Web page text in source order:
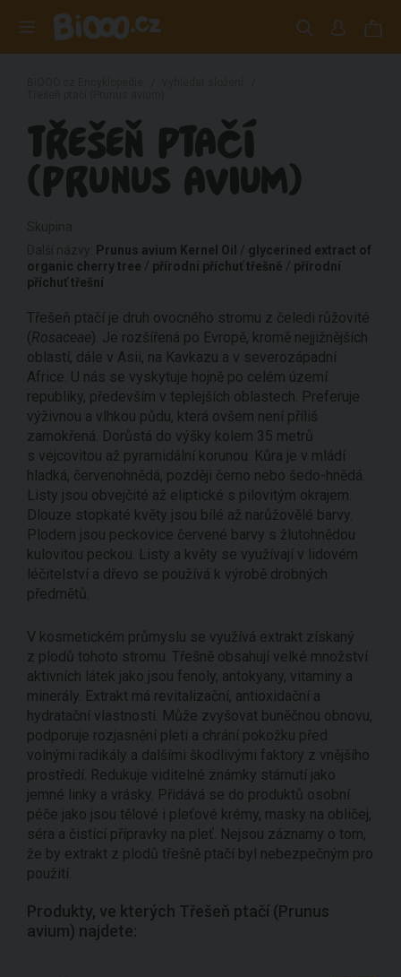
TŘEŠEŇ PTAČÍ
(PRUNUS AVIUM)
Prunus avium Kernel Oil / glycerined extract of
organic cherry tree / přírodní příchuť třešně / přírodní
příchuť třešní
Třešeň ptačí je druh ovocného stromu z čeledi růžovité
(Rosaceae). Je rozšířená po Evropě, kromě nejjižnějších
oblastí, dále v Asii, na Kavkazu a v severozápadní
Africe. U nás se vyskytuje hojně po celém území
republiky, především v teplejších oblastech. Preferuje
výživnou a vlhkou půdu, která ovšem není příliš
zamokřená. Dorůstá do výšky kolem 35 metrů
s vejcovitou až pyramidální korunou. Kůra je v mládí
hladká, červenohnědá, později černo nebo šedo-hnědá.
Listy jsou obvejčité až eliptické s pilovitým okrajem.
Dlouze stopkaté květy jsou bílé až narůžovělé barvy.
Plodem jsou peckovice červené barvy s žlutohnědou
kulovitou peckou. Listy a květy se využívají v lidovém
léčitelství a dřevo se používá k výrobě drobných
předmětů.
V kosmetickém průmyslu se využívá extrakt získaný
z plodů tohoto stromu. Třešně obsahují velké množství
aktivních látek jako jsou fenoly, antokyany, vitaminy a
minerály. Extrakt má revitalizační, antioxidační a
hydratační vlastnosti. Může zvyšovat buněčnou obnovu,
podporuje rozjasnění pleti a chrání pokožku před
volnými radikály a dalšími škodlivými faktory z vnějšího
prostředí. Redukuje viditelné známky stárnutí jako
jemné linky a vrásky. Přidává se do produktů osobní
péče jako jsou tělové i pleťové krémy, masky na obličej,
séra a čistící přípravky na pleť. Nejsou záznamy o tom,
že by extrakt z plodů třešně ptačí byl nebezpečným pro
použití.
Produkty, ve kterých Třešeň ptačí (Prunus
avium) najdete: